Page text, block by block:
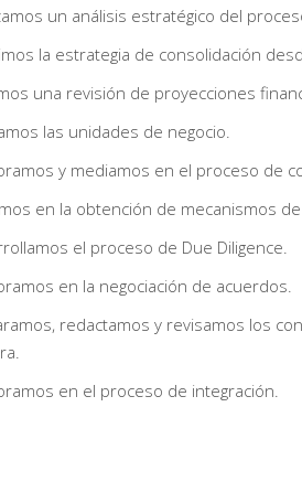
un análisis estratégico del
la estrategia de consolidación
una revisión de proyecciones
las unidades de negocio.
y mediamos en el proceso de
en la obtención de mecanismos
el proceso de Due Diligence.
en la negociación de acuerdos.
redactamos y revisamos los
en el proceso de integración.